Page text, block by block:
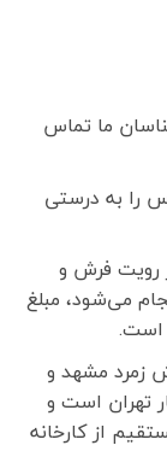
ما تماس
را به درستی
رویت فرش و
می‌شود، مبلغ
زمرد مشهد و
تهران است و
از کارخانه